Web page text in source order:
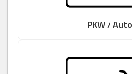
PKW / Auto